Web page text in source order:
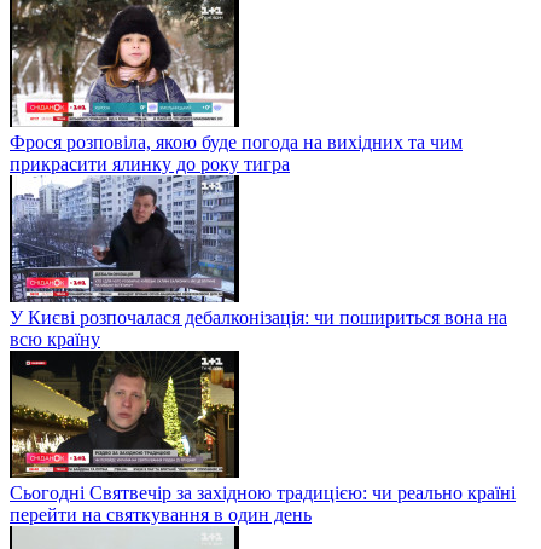
Фрося розповіла, якою буде погода на вихідних та чим
прикрасити ялинку до року тигра
У Києві розпочалася дебалконізація: чи пошириться вона на
всю країну
Сьогодні Святвечір за західною традицією: чи реально країні
перейти на святкування в один день